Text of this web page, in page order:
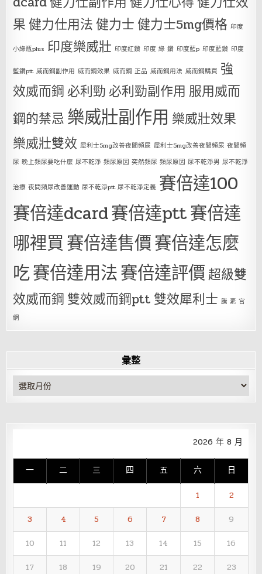
果健力仕用法健力士健力士5mg價格 印度
小綠瓶plus 印度樂威壯 印度紅鑽 印度 綠 鑽 印度藍p 印度藍鑽 印度
藍鑽ptt 威而鋼副作用 威而鋼效果 威而鋼 正品 威而鋼用法 威而鋼購買 強
效威而鋼 必利勁 必利勁副作用 服用威而
鋼的禁忌 樂威壯副作用 樂威壯效果
樂威壯雙效 犀利士5mg改善夜間頻尿 犀利士5mg改善夜間頻尿 夜間頻
尿 晚上頻尿要吃什麼 尿不乾淨 頻尿原因 突然頻尿 頻尿原因 尿不乾淨男 尿不乾淨
治療 夜間頻尿改善運動 尿不乾淨ptt 尿不乾淨定義 賽倍達100
賽倍達dcard賽倍達ptt賽倍達
哪裡買賽倍達售價賽倍達怎麼
吃賽倍達用法賽倍達評價超級雙
效威而鋼 雙效威而鋼ptt 雙效犀利士 騰 素 官
網
彙整
彙
整
2026 年 8 月
一 二 三 四 五 六 日
1
2
3
4 5 6 7 8
9
10
11 12 13 14 15
16
17
18 19 20 21 22
23